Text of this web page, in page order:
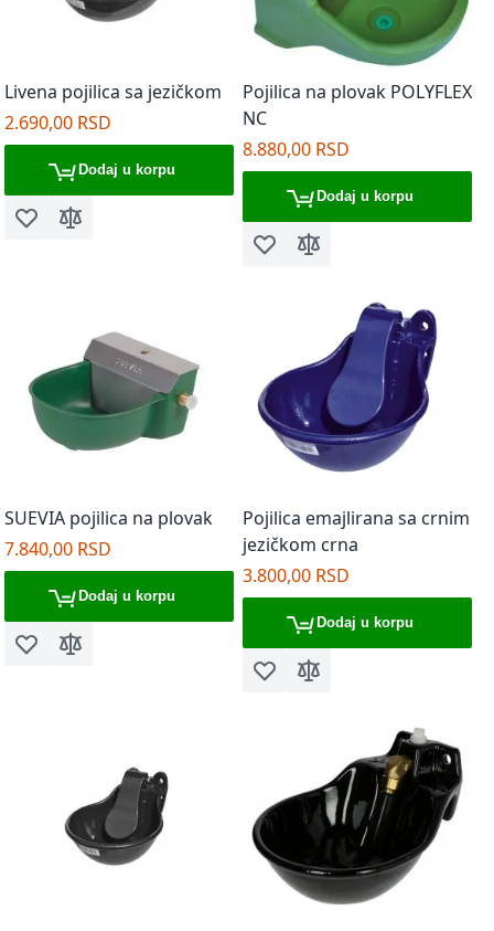
Livena pojilica sa jezičkom
2.690,00 RSD
Dodaj u korpu
Dodaj u listu želja
Dodaj za poređenje
Pojilica na plovak POLYFLEX
NC
8.880,00 RSD
Dodaj u korpu
Dodaj u listu želja
Dodaj za poređenje
SUEVIA pojilica na plovak
7.840,00 RSD
Dodaj u korpu
Dodaj u listu želja
Dodaj za poređenje
Pojilica emajlirana sa crnim
jezičkom crna
3.800,00 RSD
Dodaj u korpu
Dodaj u listu želja
Dodaj za poređenje